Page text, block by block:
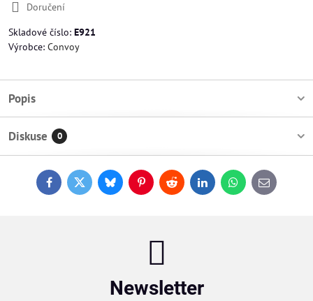
Doručení
Skladové číslo: E921
Výrobce: Convoy
Popis
Diskuse 0
FacebookTwitterBlueskyPinterestReddit LinkedInWhatsApp
E-
mail
Newsletter